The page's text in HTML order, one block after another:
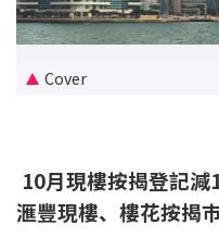
新盤優越按揭優惠
中原按揭標籤優惠
按揭工具
按揭計算
Cover
10月現樓按揭登記
滙豐現樓、樓花按揭